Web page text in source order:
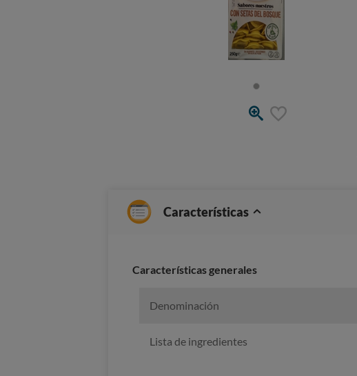
Características
Características generales
Denominación
Lista de ingredientes